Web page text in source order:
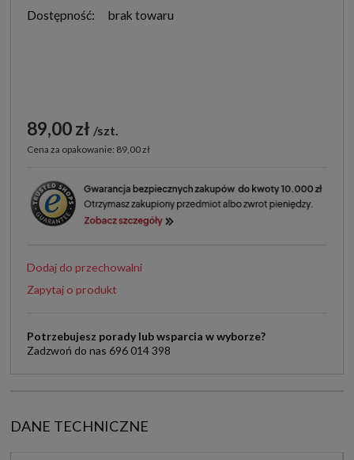
Dostępność: brak towaru
89,00 zł szt.
Cena za opakowanie: 89,00 zł
Dodaj do przechowalni
Zapytaj o produkt
Potrzebujesz porady lub wsparcia w wyborze?
Zadzwoń do nas 696 014 398
DANE TECHNICZNE